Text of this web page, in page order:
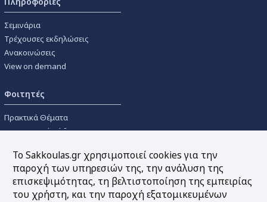
Σεμινάρια
Τρέχουσες εκδηλώσεις
Ανακοινώσεις
View on demand
Φοιτητές
Πρακτικά Θέματα
Οικονομικοί Κώδικες
Συγγραμμάτων
Εργαλεία
Το Sakkoulas.gr χρησιμοποιεί cookies για την
παροχή των υπηρεσιών της, την ανάλυση της
επισκεψιμότητας, τη βελτιστοποίηση της εμπειρίας
του χρήστη, και την παροχή εξατομικευμένων